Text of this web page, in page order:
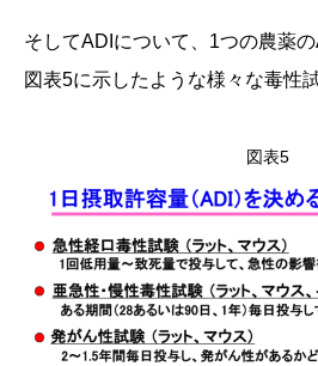
そしてADIについて、1つの農薬
図表5に示したような様々な毒性
図表5